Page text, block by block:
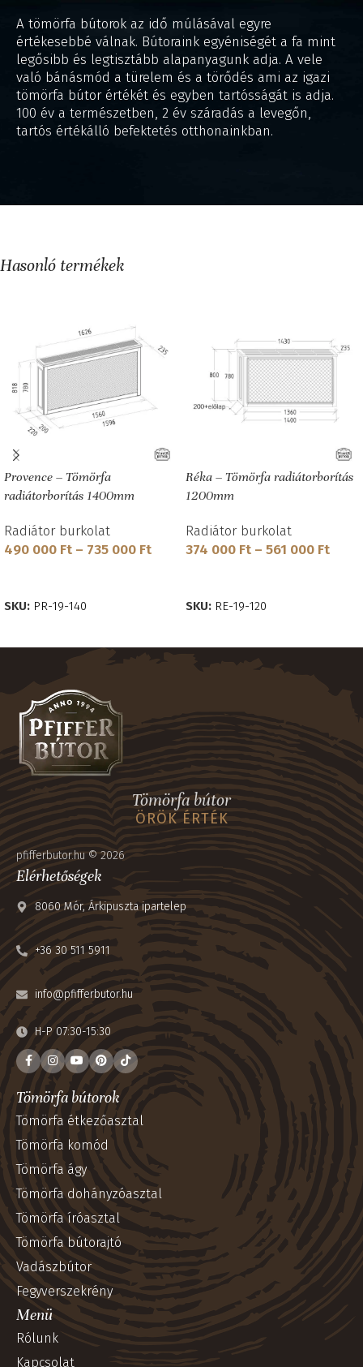
A tömörfa bútorok az idő múlásával egyre
értékesebbé válnak. Bútoraink egyéniségét a fa mint
legősibb és legtisztább alapanyagunk adja. A vele
való bánásmód a türelem és a törődés ami az igazi
tömörfa bútor értékét és egyben tartósságát is adja.
100 év a természetben, 2 év száradás a levegőn,
tartós értékálló befektetés otthonainkban.
Hasonló termékek
Provence – Tömörfa
radiátorborítás 1400mm
Radiátor burkolat
490 000 Ft – 735 000 Ft
SKU: PR-19-140
Réka – Tömörfa radiátorborítás
1200mm
Radiátor burkolat
374 000 Ft – 561 000 Ft
SKU: RE-19-120
Tömörfa bútor
ÖRÖK ÉRTÉK
pfifferbutor.hu © 2026
Elérhetőségek
8060 Mór, Árkipuszta ipartelep
+36 30 511 5911
info@pfifferbutor.hu
H-P 07:30-15:30
Tömörfa bútorok
Tömörfa étkezőasztal
Tömörfa komód
Tömörfa ágy
Tömörfa dohányzóasztal
Tömörfa íróasztal
Tömörfa bútorajtó
Vadászbútor
Fegyverszekrény
Menü
Rólunk
Kapcsolat